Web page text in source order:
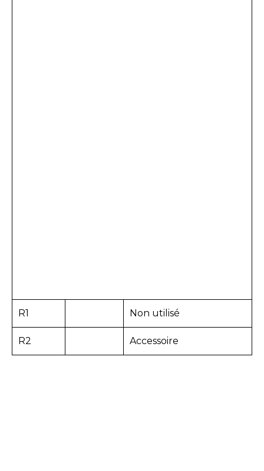
R1 Non utilisé
R2 Accessoire